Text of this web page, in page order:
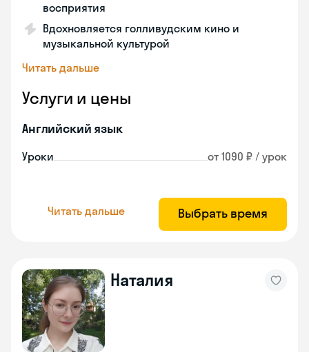
восприятия
Вдохновляется голливудским кино и
музыкальной культурой
Читать дальше
Услуги и цены
Английский язык
Уроки от 1090 ₽ / урок
Читать дальше Выбрать время
Наталия